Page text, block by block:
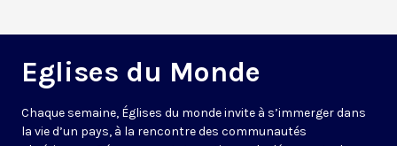
Eglises du Monde
Chaque semaine, Églises du monde invite à s’immerger dans
la vie d’un pays, à la rencontre des communautés